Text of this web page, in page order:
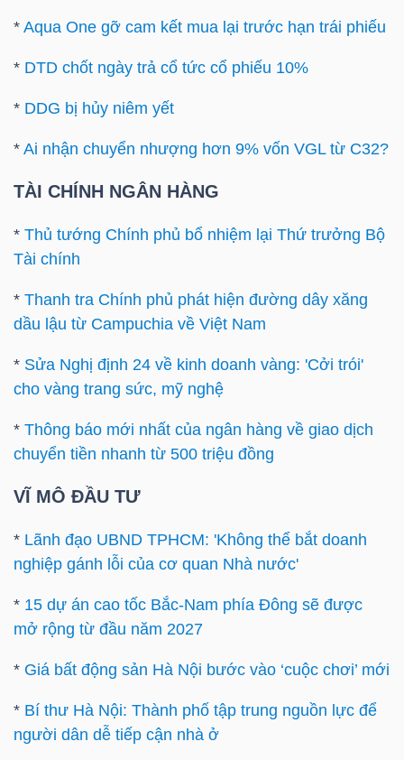
* Aqua One gỡ cam kết mua lại trước hạn trái phiếu
* DTD chốt ngày trả cổ tức cổ phiếu 10%
* DDG bị hủy niêm yết
* Ai nhận chuyển nhượng hơn 9% vốn VGL từ C32?
TÀI CHÍNH NGÂN HÀNG
* Thủ tướng Chính phủ bổ nhiệm lại Thứ trưởng Bộ
Tài chính
* Thanh tra Chính phủ phát hiện đường dây xăng
dầu lậu từ Campuchia về Việt Nam
* Sửa Nghị định 24 về kinh doanh vàng: 'Cởi trói'
cho vàng trang sức, mỹ nghệ
* Thông báo mới nhất của ngân hàng về giao dịch
chuyển tiền nhanh từ 500 triệu đồng
VĨ MÔ ĐẦU TƯ
* Lãnh đạo UBND TPHCM: 'Không thể bắt doanh
nghiệp gánh lỗi của cơ quan Nhà nước'
* 15 dự án cao tốc Bắc-Nam phía Đông sẽ được
mở rộng từ đầu năm 2027
* Giá bất động sản Hà Nội bước vào ‘cuộc chơi’ mới
* Bí thư Hà Nội: Thành phố tập trung nguồn lực để
người dân dễ tiếp cận nhà ở
SẢN
chứng
(-)
Tất cả Cổ phiếu Chỉ số Chứng chỉ quỹ
đạo
(-)
Tất cả Người nội bộ Người liên quan Cổ đông lớn
Tin
tức
Bài
viết
tác
giả
Báo
cáo